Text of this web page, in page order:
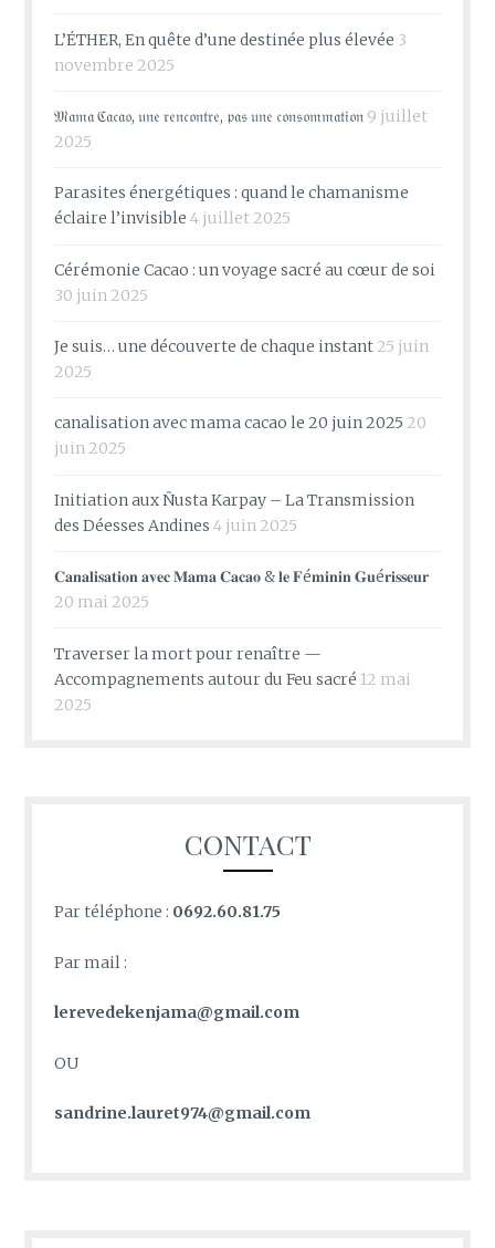
L’ÉTHER, En quête d’une destinée plus élevée 3
novembre 2025
𝔐𝔞𝔪𝔞 ℭ𝔞𝔠𝔞𝔬, 𝔲𝔫𝔢 𝔯𝔢𝔫𝔠𝔬𝔫𝔱𝔯𝔢, 𝔭𝔞𝔰 𝔲𝔫𝔢 𝔠𝔬𝔫𝔰𝔬𝔪𝔪𝔞𝔱𝔦𝔬𝔫 9 juillet
2025
Parasites énergétiques : quand le chamanisme
éclaire l’invisible 4 juillet 2025
Cérémonie Cacao : un voyage sacré au cœur de soi
30 juin 2025
Je suis… une découverte de chaque instant 25 juin
2025
canalisation avec mama cacao le 20 juin 2025 20
juin 2025
Initiation aux Ñusta Karpay – La Transmission
des Déesses Andines 4 juin 2025
𝐂𝐚𝐧𝐚𝐥𝐢𝐬𝐚𝐭𝐢𝐨𝐧 𝐚𝐯𝐞𝐜 𝐌𝐚𝐦𝐚 𝐂𝐚𝐜𝐚𝐨 & 𝐥𝐞 𝐅é𝐦𝐢𝐧𝐢𝐧 𝐆𝐮é𝐫𝐢𝐬𝐬𝐞𝐮𝐫
20 mai 2025
Traverser la mort pour renaître —
Accompagnements autour du Feu sacré 12 mai
2025
CONTACT
Par téléphone : 0692.60.81.75
Par mail :
lerevedekenjama@gmail.com
OU
sandrine.lauret974@gmail.com